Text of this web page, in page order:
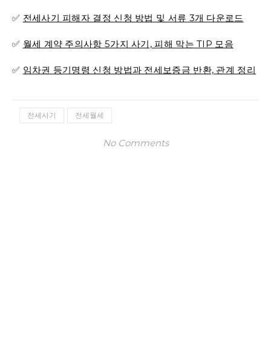
✅ 전세사기 피해자 결정 신청 방법 및 서류 3개 다운로드
✅ 월세 계약 주의사항 5가지 사기, 피해 막는 TIP 모음
✅ 임차권 등기명령 신청 방법과 전세보증금 반환, 관계 정리
전세사기 전세월세
No Comments